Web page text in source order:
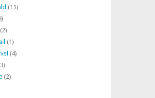
(11)
(2)
(1)
(4)
(2)